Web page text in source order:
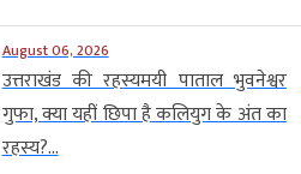
August 06, 2026
उत्तराखंड की रहस्यमयी पाताल भुवनेश्वर
गुफा, क्या यहीं छिपा है कलियुग के अंत का
रहस्य?...